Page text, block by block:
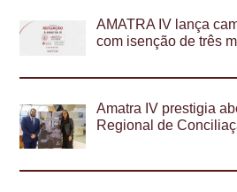
AMATRA IV lança
com isenção de três
Amatra IV prestigia
Regional de